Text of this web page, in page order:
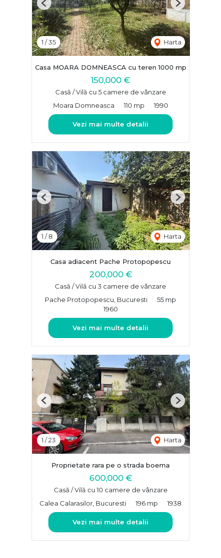
1 /35 Harta
Previous Next
Casa MOARA DOMNEASCA cu teren 1000 mp
150,000 €
Casă / Vilă cu 5 camere de vânzare
Moara Domneasca
110 mp 1990
Vezi mai multe detalii
1 /8 Harta
Previous Next
Casa adiacent Pache Protopopescu
200,000 €
Casă / Vilă cu 3 camere de vânzare
Pache Protopopescu, Bucuresti
55 mp
1960
Vezi mai multe detalii
1 /23 Harta
Previous Next
Proprietate rara pe o strada boema
600,000 €
Casă / Vilă cu 10 camere de vânzare
Calea Calarasilor, Bucuresti
196 mp 1938
Vezi mai multe detalii